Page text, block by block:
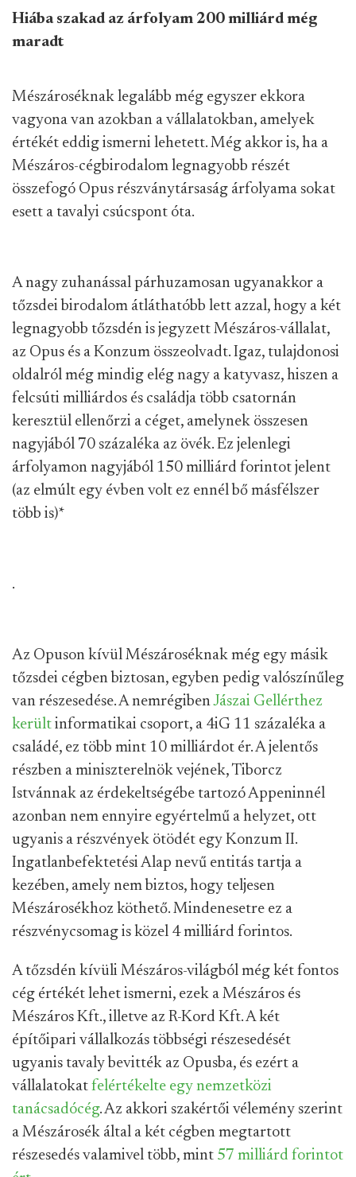
Hiába szakad az árfolyam 200 milliárd még
maradt
Mészároséknak legalább még egyszer ekkora
vagyona van azokban a vállalatokban, amelyek
értékét eddig ismerni lehetett. Még akkor is, ha a
Mészáros-cégbirodalom legnagyobb részét
összefogó Opus részványtársaság árfolyama sokat
esett a tavalyi csúcspont óta.
A nagy zuhanással párhuzamosan ugyanakkor a
tőzsdei birodalom átláthatóbb lett azzal, hogy a két
legnagyobb tőzsdén is jegyzett Mészáros-vállalat,
az Opus és a Konzum összeolvadt. Igaz, tulajdonosi
oldalról még mindig elég nagy a katyvasz, hiszen a
felcsúti milliárdos és családja több csatornán
keresztül ellenőrzi a céget, amelynek összesen
nagyjából 70 százaléka az övék. Ez jelenlegi
árfolyamon nagyjából 150 milliárd forintot jelent
(az elmúlt egy évben volt ez ennél bő másfélszer
több is)*
.
Az Opuson kívül Mészároséknak még egy másik
tőzsdei cégben biztosan, egyben pedig valószínűleg
van részesedése. A nemrégibenJászai Gellérthez
került informatikai csoport, a 4iG 11 százaléka a
családé, ez több mint 10 milliárdot ér. A jelentős
részben a miniszterelnök vejének, Tiborcz
Istvánnak az érdekeltségébe tartozó Appeninnél
azonban nem ennyire egyértelmű a helyzet, ott
ugyanis a részvények ötödét egy Konzum II.
Ingatlanbefektetési Alap nevű entitás tartja a
kezében, amely nem biztos, hogy teljesen
Mészárosékhoz köthető. Mindenesetre ez a
részvénycsomag is közel 4 milliárd forintos.
A tőzsdén kívüli Mészáros-világból még két fontos
cég értékét lehet ismerni, ezek a Mészáros és
Mészáros Kft., illetve az R-Kord Kft. A két
építőipari vállalkozás többségi részesedését
ugyanis tavaly bevitték az Opusba, és ezért a
vállalatokat felértékelte egy nemzetközi
tanácsadócég. Az akkori szakértői vélemény szerint
a Mészárosék által a két cégben megtartott
részesedés valamivel több, mint 57 milliárd forintot